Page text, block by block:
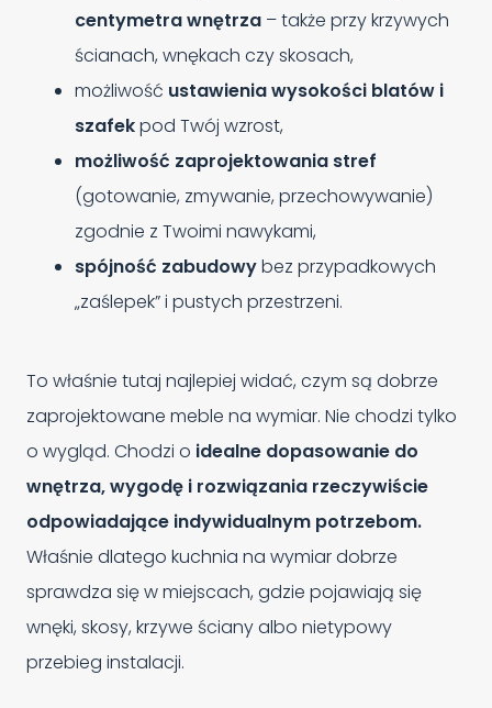
centymetra wnętrza – także przy krzywych
ścianach, wnękach czy skosach,
możliwość ustawienia wysokości blatów i
szafekpod Twój wzrost,
możliwość zaprojektowania stref
(gotowanie, zmywanie, przechowywanie)
zgodnie z Twoimi nawykami,
spójność zabudowybez przypadkowych
„zaślepek” i pustych przestrzeni.
To właśnie tutaj najlepiej widać, czym są dobrze
zaprojektowane meble na wymiar. Nie chodzi tylko
o wygląd. Chodzi o idealne dopasowanie do
wnętrza, wygodę i rozwiązania rzeczywiście
odpowiadające indywidualnym potrzebom.
Właśnie dlatego kuchnia na wymiar dobrze
sprawdza się w miejscach, gdzie pojawiają się
wnęki, skosy, krzywe ściany albo nietypowy
przebieg instalacji.